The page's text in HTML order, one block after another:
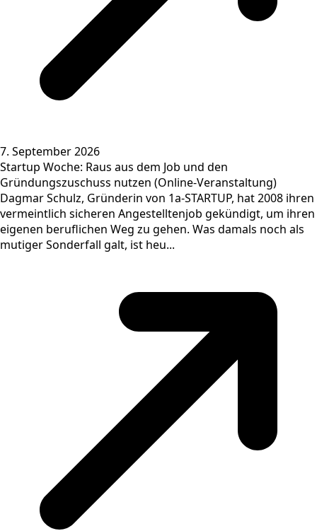
7. September 2026
Startup Woche: Raus aus dem Job und den
Gründungszuschuss nutzen (Online-Veranstaltung)
Dagmar Schulz, Gründerin von 1a-STARTUP, hat 2008 ihren
vermeintlich sicheren Angestelltenjob gekündigt, um ihren
eigenen beruflichen Weg zu gehen. Was damals noch als
mutiger Sonderfall galt, ist heu...